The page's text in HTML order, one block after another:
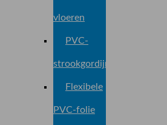
vloeren
PVC-
strookgordijnen
Flexibele
PVC-folie